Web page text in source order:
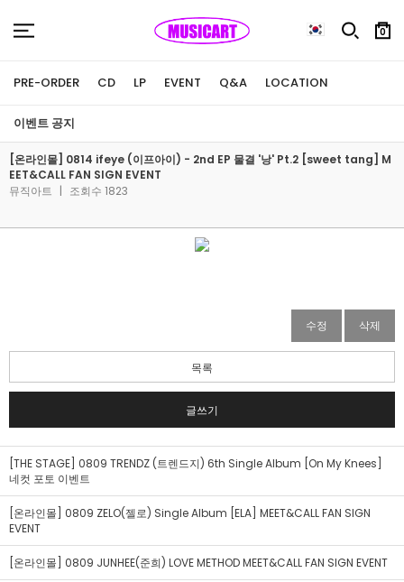
0
PRE-ORDER CD LP EVENT Q&A LOCATION
이벤트 공지
[온라인몰] 0814 ifeye (이프아이) - 2nd EP 물결 '낭' Pt.2 [sweet tang] M
EET&CALL FAN SIGN EVENT
뮤직아트 | 조회수 1823
수정 삭제
목록
글쓰기
[THE STAGE] 0809 TRENDZ (트렌드지) 6th Single Album [On My Knees]
네컷 포토 이벤트
[온라인몰] 0809 ZELO(젤로) Single Album [ELA] MEET&CALL FAN SIGN
EVENT
[온라인몰] 0809 JUNHEE(준희) LOVE METHOD MEET&CALL FAN SIGN EVENT